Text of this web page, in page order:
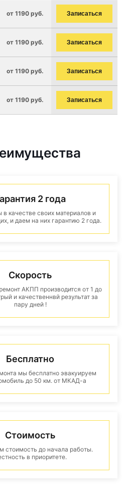
от 1190 руб. Записаться
от 1190 руб. Записаться
от 1190 руб. Записаться
от 1190 руб. Записаться
2 года
качестве своих материалов и
и даем на них гарантию 2 года.
Скорость
АКПП производится от 1 до
и качественнвй результат за
пару дней !
Бесплатно
мы бесплатно эвакуируем
до 50 км. от МКАД-а
Стоимость
стоимость до начала работы.
в приоритете.